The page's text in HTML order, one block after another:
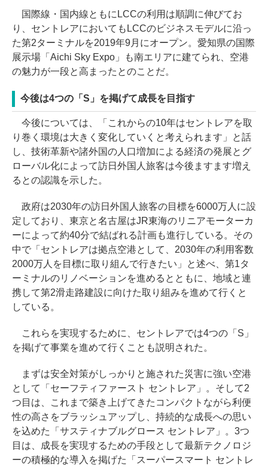
国際線・国内線ともにLCCの利用は順調に伸びてお
り、セントレアにおいてもLCCのビジネスモデルに沿っ
た第2ターミナルを2019年9月にオープン。愛知県の国際
展示場「Aichi Sky Expo」も南エリアに建てられ、空港
の魅力が一段と高まったとのことだ。
今後は4つの「S」を掲げて成長を目指す
今後については、「これからの10年はセントレアを取
り巻く環境は大きく変化していくと考えられます」と話
し、技術革新や諸外国の人口増加による経済の発展とグ
ローバル化によって訪日外国人旅客は今後ますます増え
るとの認識を示した。
政府は2030年の訪日外国人旅客の目標を6000万人に設
定しており、東京と名古屋はJR東海のリニアモーターカ
ーによって約40分で結ばれる計画も進行している。その
中で「セントレアは拠点空港として、2030年の利用客数
2000万人を目標に取り組んで行きたい」と述べ、第1タ
ーミナルのリノベーションを進めるとともに、地域と連
携して第2滑走路建設に向けた取り組みを進めて行くと
している。
これらを実現するために、セントレアでは4つの「S」
を掲げて事業を進めて行くことも説明された。
まずは安全対策がしっかりと施された災害に強い空港
として「セーフティファースト セントレア」。そして2
つ目は、これまで築き上げてきたコンパクトながら利便
性の高さをブラッシュアップし、持続的な成長への思い
を込めた「サスティナブルグロース セントレア」。3つ
目は、成長を実現するための手段として最新テクノロジ
ーの積極的な導入を掲げた「スーパースマート セントレ